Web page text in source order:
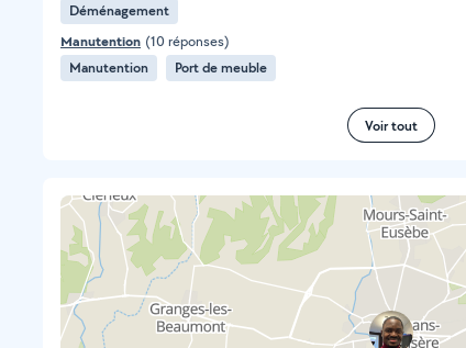
Déménagement
Manutention (10 réponses)
Manutention
Port de meuble
Voir tout